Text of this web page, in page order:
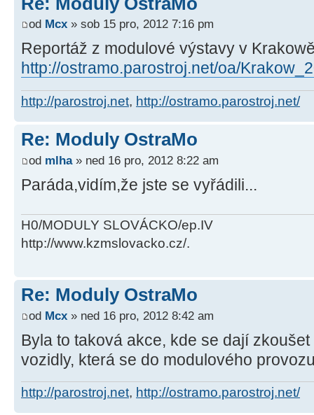
od Mcx » sob 15 pro, 2012 7:16 pm
Reportáž z modulové výstavy v
http://ostramo.parostroj.net/oa/
http://parostroj.net, http://ostramo.parostroj.net/
Re: Moduly OstraMo
od mlha» ned 16 pro, 2012 8:22 am
Paráda,vidím,že jste se vyřádili...
H0/MODULY SLOVÁCKO/ep.IV
http://www.kzmslovacko.cz/.
Re: Moduly OstraMo
od Mcx » ned 16 pro, 2012 8:42 am
Byla to taková akce, kde se dají
vozidly, která se do modulového
http://parostroj.net, http://ostramo.parostroj.net/